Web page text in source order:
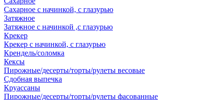
Сахарное с начинкой, с глазурью
Затяжное
Затяжное с начинкой ,с глазурью
Крекер
Крекер с начинкой, с глазурью
Крендель/соломка
Кексы
Пирожные/десерты/торты/рулеты весовые
Сдобная выпечка
Круассаны
Пирожные/десерты/торты/рулеты фасованные